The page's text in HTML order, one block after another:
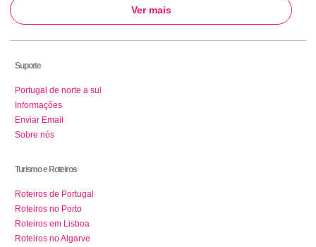
Ver mais
Suporte
Portugal de norte a sul
Informações
Enviar Email
Sobre nós
Turismo e Roteiros
Roteiros de Portugal
Roteiros no Porto
Roteiros em Lisboa
Roteiros no Algarve